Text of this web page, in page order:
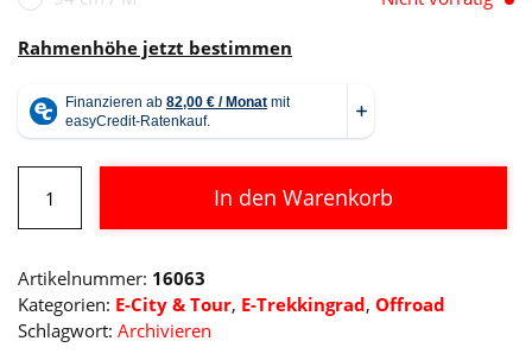
Rahmenhöhe jetzt bestimmen
Nuride
Hybrid
750
Allroad
Menge
In den Warenkorb
Artikelnummer: 16063
Kategorien: E-City & Tour, E-Trekkingrad, Offroad
Schlagwort: Archivieren